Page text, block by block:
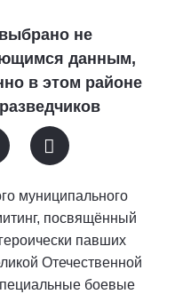
не
данным,
в этом районе
муниципального
посвящённый
павших
Отечественной
боевые